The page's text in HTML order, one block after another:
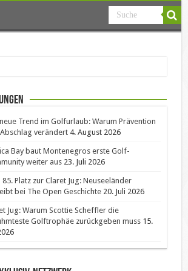
Trend im Golfurlaub: Warum Prävention
verändert 4. August 2026
Bay baut Montenegros erste Golf-
weiter aus 23. Juli 2026
85. Platz zur Claret Jug: Neuseeländer
bei The Open Geschichte 20. Juli 2026
Jug: Warum Scottie Scheffler die
Golftrophäe zurückgeben muss 15.